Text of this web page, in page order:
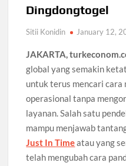
Dingdongtogel
Sitii Konidin January 12,
JAKARTA,
global yang semakin
untuk terus mencari
operasional tanpa
layanan. Salah satu
mampu menjawab
Just In Timeatau yang
telah mengubah cara